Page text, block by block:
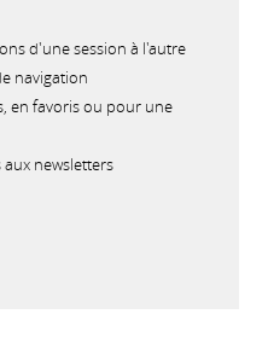
d'une session à l'autre
navigation
en favoris ou pour une
newsletters